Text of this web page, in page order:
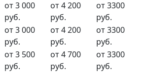
от 3 000
руб.
от 4 200
руб.
от 3300
руб.
от 3 000
руб.
от 4 200
руб.
от 3300
руб.
от 3 500
руб.
от 4 700
руб.
от 3300
руб.